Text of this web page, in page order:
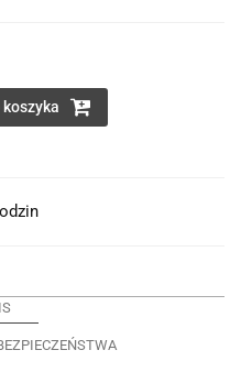
koszyka